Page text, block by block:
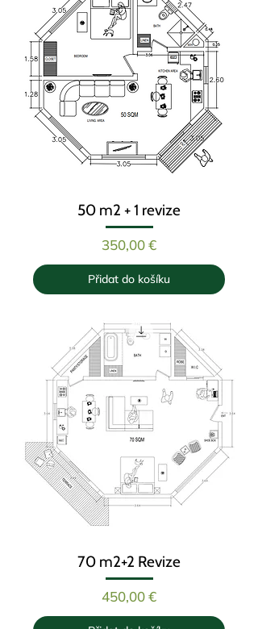
50 m2 + 1 revize
Cena
350,00 €
Přidat do košíku
70 m2+2 Revize
Cena
450,00 €